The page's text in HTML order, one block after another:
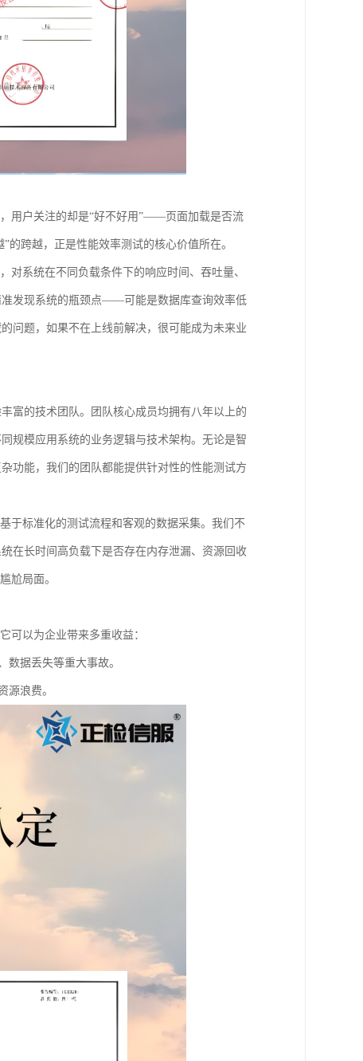
用户关注的却是“好不好用”——页面加载是否流
的跨越，正是性能效率测试的核心价值所在。
对系统在不同负载条件下的响应时间、吞吐量、
准发现系统的瓶颈点——可能是数据库查询效率低
问题，如果不在上线前解决，很可能成为未来业
富的技术团队。团队核心成员均拥有八年以上的
规模应用系统的业务逻辑与技术架构。无论是智
功能，我们的团队都能提供针对性的性能测试方
于标准化的测试流程和客观的数据采集。我们不
在长时间高负载下是否存在内存泄漏、资源回收
尬局面。
可以为企业带来多重收益：
数据丢失等重大事故。
源浪费。